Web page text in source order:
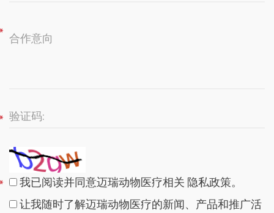
我已阅读并同意迈瑞动物医疗相关 隐私政策。
让我随时了解迈瑞动物医疗的新闻、产品和推广活